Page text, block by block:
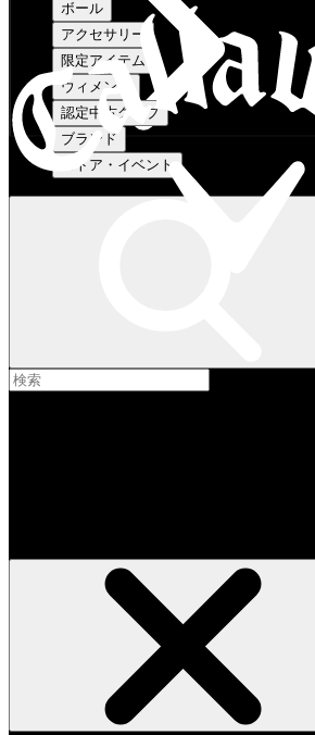
ボール
アクセサリー
限定アイテム
ウィメンズ
認定中古クラブ
ブランド
ストア・イベント